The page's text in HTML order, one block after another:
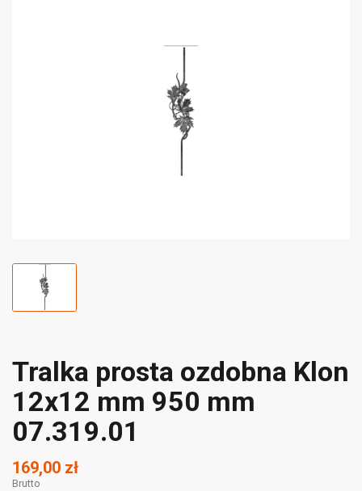
Tralka prosta ozdobna Klon
12x12 mm 950 mm
07.319.01
169,00 zł
Brutto